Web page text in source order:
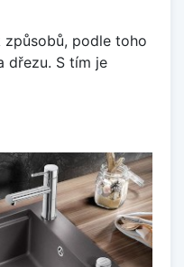
způsobů, podle toho
dřezu. S tím je